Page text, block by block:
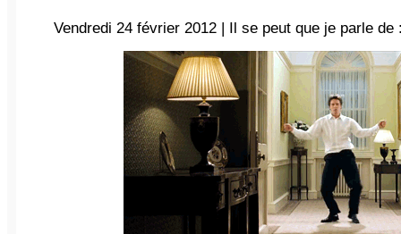
Vendredi 24 février 2012 | Il se peut que je parle